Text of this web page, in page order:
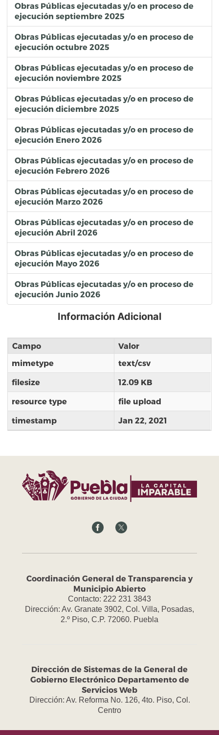
Obras Públicas ejecutadas y/o en proceso de
ejecución septiembre 2025
Obras Públicas ejecutadas y/o en proceso de
ejecución octubre 2025
Obras Públicas ejecutadas y/o en proceso de
ejecución noviembre 2025
Obras Públicas ejecutadas y/o en proceso de
ejecución diciembre 2025
Obras Públicas ejecutadas y/o en proceso de
ejecución Enero 2026
Obras Públicas ejecutadas y/o en proceso de
ejecución Febrero 2026
Obras Públicas ejecutadas y/o en proceso de
ejecución Marzo 2026
Obras Públicas ejecutadas y/o en proceso de
ejecución Abril 2026
Obras Públicas ejecutadas y/o en proceso de
ejecución Mayo 2026
Obras Públicas ejecutadas y/o en proceso de
ejecución Junio 2026
Información Adicional
Campo
Valor
mimetype
text/csv
filesize 12.09 KB
resource type file upload
timestamp Jan 22, 2021
Coordinación General de Transparencia y
Municipio Abierto
Contacto: 222 231 3843
Dirección: Av. Granate 3902, Col. Villa, Posadas,
2.º Piso, C.P. 72060. Puebla
Dirección de Sistemas de la General de
Gobierno Electrónico Departamento de
Servicios Web
Dirección: Av. Reforma No. 126, 4to. Piso, Col.
Centro